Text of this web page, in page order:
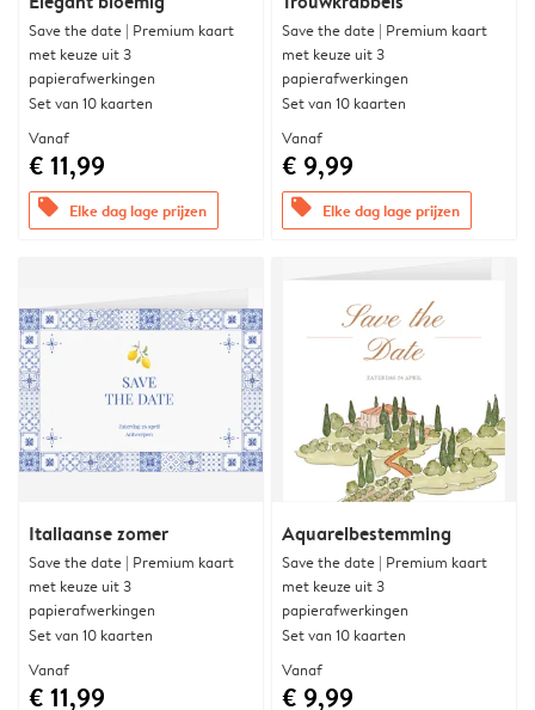
Save the date | Premium kaart
met keuze uit 3
papierafwerkingen
Set van 10 kaarten
Vanaf
€ 11,99
offers Elke dag lage prijzen
Save the date | Premium kaart
met keuze uit 3
papierafwerkingen
Set van 10 kaarten
Vanaf
€ 9,99
offers Elke dag lage prijzen
Italiaanse zomer
Save the date | Premium kaart
met keuze uit 3
papierafwerkingen
Set van 10 kaarten
Vanaf
€ 11,99
Aquarelbestemming
Save the date | Premium kaart
met keuze uit 3
papierafwerkingen
Set van 10 kaarten
Vanaf
€ 9,99